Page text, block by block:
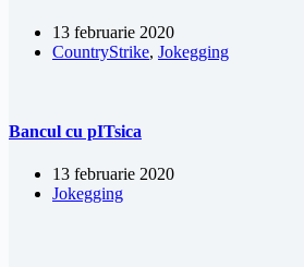
13 februarie 2020
CountryStrike, Jokegging
Bancul cu pITsica
13 februarie 2020
Jokegging